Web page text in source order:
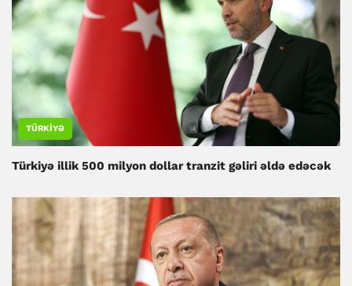
TÜRKIYƏ
Türkiyə illik 500 milyon dollar tranzit gəliri əldə edəcək